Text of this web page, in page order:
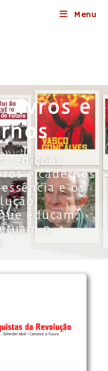
Menu
Livros e
edições
e cadernos
e os
educam,
o